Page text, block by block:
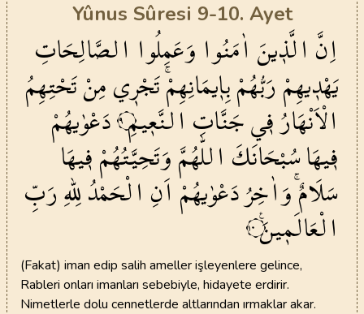
Yûnus Sûresi 9-10. Ayet
اِنَّ الَّذ۪ينَ اٰمَنُوا وَعَمِلُوا الصَّالِحَاتِ
يَهْد۪يهِمْرَبُّهُمْبِا۪يمَانِهِمْۚتَجْر۪يمِنْتَحْتِهِمُ
الْاَنْهَارُف۪يجَنَّاتِالنَّع۪يمِ٩ دَعْوٰيهُمْ
ف۪يهَاسُبْحَانَكَ اللّٰهُمَّوَتَحِيَّتُهُمْف۪يهَا
سَلَامٌۚوَاٰخِرُدَعْوٰيهُمْاَنِ الْحَمْدُلِلّٰهِرَبِّ
الْعَالَم۪ينَ۟١٠
(Fakat) iman edip salih ameller işleyenlere gelince,
Rableri onları imanları sebebiyle, hidayete erdirir.
Nimetlerle dolu cennetlerde altlarından ırmaklar akar.